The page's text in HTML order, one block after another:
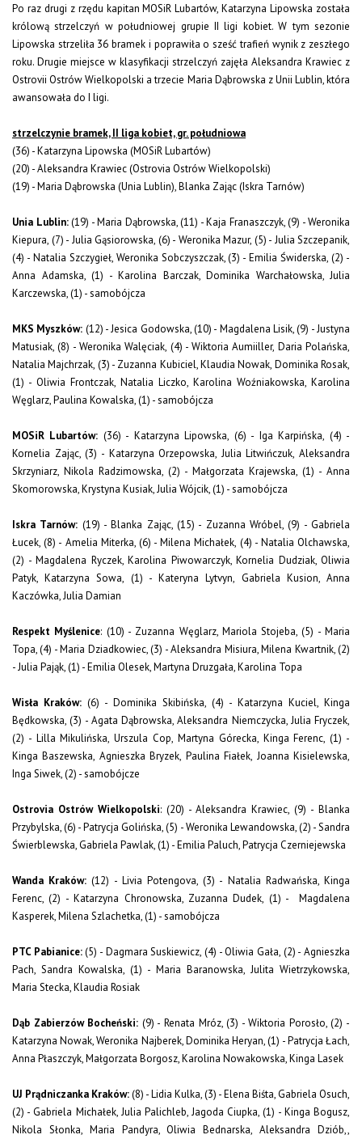
Po raz drugi z rzędu kapitan MOSiR Lubartów, Katarzyna Lipowska została
królową strzelczyń w południowej grupie II ligi kobiet. W tym sezonie
Lipowska strzeliła 36 bramek i poprawiła o sześć trafień wynik z zeszłego
roku. Drugie miejsce w klasyfikacji strzelczyń zajęła Aleksandra Krawiec z
Ostrovii Ostrów Wielkopolski a trzecie Maria Dąbrowska z Unii Lublin, która
awansowała do I ligi.
strzelczynie bramek, II liga kobiet, gr. południowa
(36) - Katarzyna Lipowska (MOSiR Lubartów)
(20) - Aleksandra Krawiec (Ostrovia Ostrów Wielkopolski)
(19) - Maria Dąbrowska (Unia Lublin), Blanka Zając (Iskra Tarnów)
Unia Lublin:(19) - Maria Dąbrowska, (11) - Kaja Franaszczyk, (9) - Weronika
Kiepura, (7) - Julia Gąsiorowska, (6) - Weronika Mazur, (5) - Julia Szczepanik,
(4) - Natalia Szczygieł, Weronika Sobczyszczak, (3) - Emilia Świderska, (2) -
Anna Adamska, (1) - Karolina Barczak, Dominika Warchałowska, Julia
Karczewska, (1) - samobójcza
MKS Myszków: (12) - Jesica Godowska, (10) - Magdalena Lisik, (9) - Justyna
Matusiak, (8) - Weronika Walęciak, (4) - Wiktoria Aumiiller, Daria Polańska,
Natalia Majchrzak, (3) - Zuzanna Kubiciel, Klaudia Nowak, Dominika Rosak,
(1) - Oliwia Frontczak, Natalia Liczko, Karolina Woźniakowska, Karolina
Węglarz, Paulina Kowalska, (1) - samobójcza
MOSiR Lubartów: (36) - Katarzyna Lipowska, (6) - Iga Karpińska, (4) -
Kornelia Zając, (3) - Katarzyna Orzepowska, Julia Litwińczuk, Aleksandra
Skrzyniarz, Nikola Radzimowska, (2) - Małgorzata Krajewska, (1) - Anna
Skomorowska, Krystyna Kusiak, Julia Wójcik, (1) - samobójcza
Iskra Tarnów: (19) - Blanka Zając, (15) - Zuzanna Wróbel, (9) - Gabriela
Łucek, (8) - Amelia Miterka, (6) - Milena Michałek, (4) - Natalia Olchawska,
(2) - Magdalena Ryczek, Karolina Piwowarczyk, Kornelia Dudziak, Oliwia
Patyk, Katarzyna Sowa, (1) - Kateryna Lytvyn, Gabriela Kusion, Anna
Kaczówka, Julia Damian
Respekt Myślenice: (10) - Zuzanna Węglarz, Mariola Stojeba, (5) - Maria
Topa, (4) - Maria Dziadkowiec, (3) - Aleksandra Misiura, Milena Kwartnik, (2)
- Julia Pająk, (1) - Emilia Olesek, Martyna Druzgała, Karolina Topa
Wisła Kraków: (6) - Dominika Skibińska, (4) - Katarzyna Kuciel, Kinga
Będkowska, (3) - Agata Dąbrowska, Aleksandra Niemczycka, Julia Fryczek,
(2) - Lilla Mikulińska, Urszula Cop, Martyna Górecka, Kinga Ferenc, (1) -
Kinga Baszewska, Agnieszka Bryzek, Paulina Fiałek, Joanna Kisielewska,
Inga Siwek, (2) - samobójcze
Ostrovia Ostrów Wielkopolski: (20) - Aleksandra Krawiec, (9) - Blanka
Przybylska, (6) - Patrycja Golińska, (5) - Weronika Lewandowska, (2) - Sandra
Świerblewska, Gabriela Pawlak, (1) - Emilia Paluch, Patrycja Czerniejewska
Wanda Kraków:(12) - Livia Potengova, (3) - Natalia Radwańska, Kinga
Ferenc, (2) - Katarzyna Chronowska, Zuzanna Dudek, (1) - Magdalena
Kasperek, Milena Szlachetka, (1) - samobójcza
PTC Pabianice:(5) - Dagmara Suskiewicz, (4) - Oliwia Gała, (2) - Agnieszka
Pach, Sandra Kowalska, (1) - Maria Baranowska, Julita Wietrzykowska,
Maria Stecka, Klaudia Rosiak
Dąb Zabierzów Bocheński: (9) - Renata Mróz, (3) - Wiktoria Porosło, (2) -
Katarzyna Nowak, Weronika Najberek, Dominika Heryan, (1) - Patrycja Łach,
Anna Płaszczyk, Małgorzata Borgosz, Karolina Nowakowska, Kinga Lasek
UJ Prądniczanka Kraków:(8) - Lidia Kulka, (3) - Elena Biśta, Gabriela Osuch,
(2) - Gabriela Michałek, Julia Palichleb, Jagoda Ciupka, (1) - Kinga Bogusz,
Nikola Słonka, Maria Pandyra, Oliwia Bednarska, Aleksandra Dziób,,